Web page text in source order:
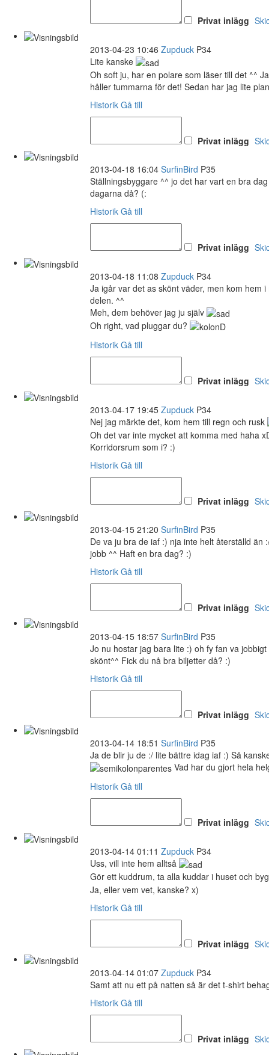
Privat inlägg
2013-04-23 10:46 Zupduck P34
Lite kanske
Oh soft ju, har en polare som läser till det ^^
håller tummarna för det! Sedan har jag lite
Historik Gå till
Privat inlägg
2013-04-18 16:04 SurfinBird P35
Ställningsbyggare ^^ jo det har vart en bra
dagarna då? (:
Historik Gå till
Privat inlägg
2013-04-18 11:08 Zupduck P34
Ja igår var det as skönt väder, men kom hem
delen. ^^
Meh, dem behöver jag ju själv
Oh right, vad pluggar du?
Historik Gå till
Privat inlägg
2013-04-17 19:45 Zupduck P34
Nej jag märkte det, kom hem till regn och rusk
Oh det var inte mycket att komma med haha
Korridorsrum som i? :)
Historik Gå till
Privat inlägg
2013-04-15 21:20 SurfinBird P35
De va ju bra de iaf :) nja inte helt återställd
jobb ^^ Haft en bra dag? :)
Historik Gå till
Privat inlägg
2013-04-15 18:57 SurfinBird P35
Jo nu hostar jag bara lite :) oh fy fan va
skönt^^ Fick du nå bra biljetter då? :)
Historik Gå till
Privat inlägg
2013-04-14 18:51 SurfinBird P35
Ja de blir ju de :/ lite bättre idag iaf :) Så
Vad har du gjort hela
Historik Gå till
Privat inlägg
2013-04-14 01:11 Zupduck P34
Uss, vill inte hem alltså
Gör ett kuddrum, ta alla kuddar i huset och
Ja, eller vem vet, kanske? x)
Historik Gå till
Privat inlägg
2013-04-14 01:07 Zupduck P34
Samt att nu ett på natten så är det t-shirt
Historik Gå till
Privat inlägg